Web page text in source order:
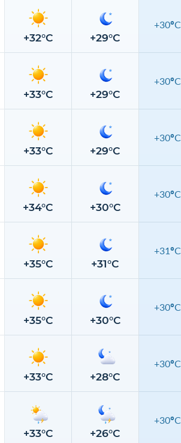
+32°C +29°C
+30°C
+33°C +29°C
+30°C
+33°C +29°C
+30°C
+34°C +30°C
+30°C
+35°C +31°C
+31°C
+35°C +30°C
+30°C
+33°C +28°C
+30°C
+33°C +26°C
+30°C